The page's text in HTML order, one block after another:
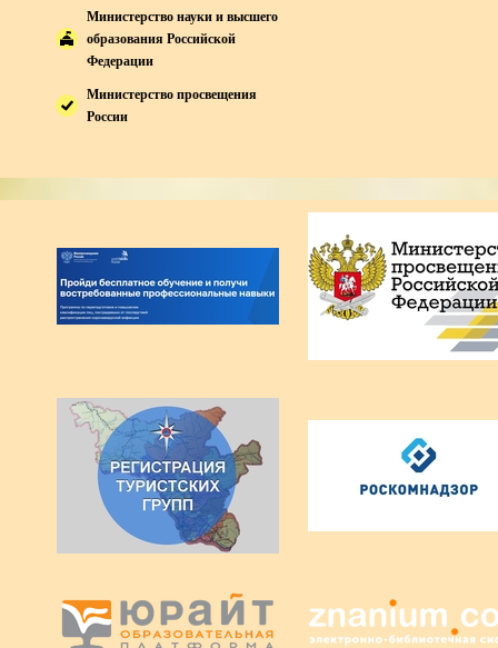
Министерство науки и высшего
образования Российской
Федерации
Министерство просвещения
России